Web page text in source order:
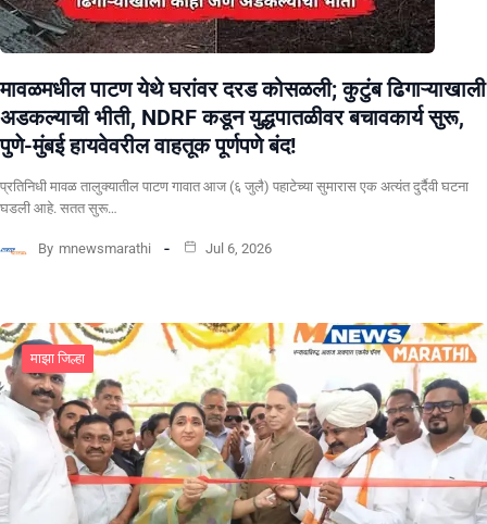
मावळमधील पाटण येथे घरांवर दरड कोसळली; कुटुंब ढिगाऱ्याखाली
अडकल्याची भीती, NDRF कडून युद्धपातळीवर बचावकार्य सुरू,
पुणे-मुंबई हायवेवरील वाहतूक पूर्णपणे बंद!
​प्रतिनिधी मावळ तालुक्यातील पाटण गावात आज (६ जुलै) पहाटेच्या सुमारास एक अत्यंत दुर्दैवी घटना
घडली आहे. सतत सुरू…
By mnewsmarathi Jul 6, 2026
माझा जिल्हा